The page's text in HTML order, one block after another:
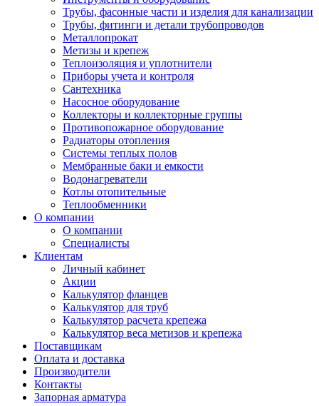
Трубы, фасонные части и изделия для канализации
Трубы, фитинги и детали трубопроводов
Металлопрокат
Метизы и крепеж
Теплоизоляция и уплотнители
Приборы учета и контроля
Сантехника
Насосное оборудование
Коллекторы и коллекторные группы
Противопожарное оборудование
Радиаторы отопления
Системы теплых полов
Мембранные баки и емкости
Водонагреватели
Котлы отопительные
Теплообменники
О компании
О компании
Специалисты
Клиентам
Личный кабинет
Акции
Калькулятор фланцев
Калькулятор для труб
Калькулятор расчета крепежа
Калькулятор веса метизов и крепежа
Поставщикам
Оплата и доставка
Производители
Контакты
Запорная арматура